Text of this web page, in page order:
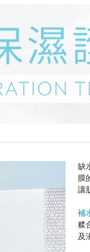
缺
膜
讓
補
糅
及